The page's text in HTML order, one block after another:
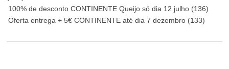
100% de desconto CONTINENTE Queijo só dia 12 julho (136)
Oferta entrega + 5€ CONTINENTE até dia 7 dezembro (133)